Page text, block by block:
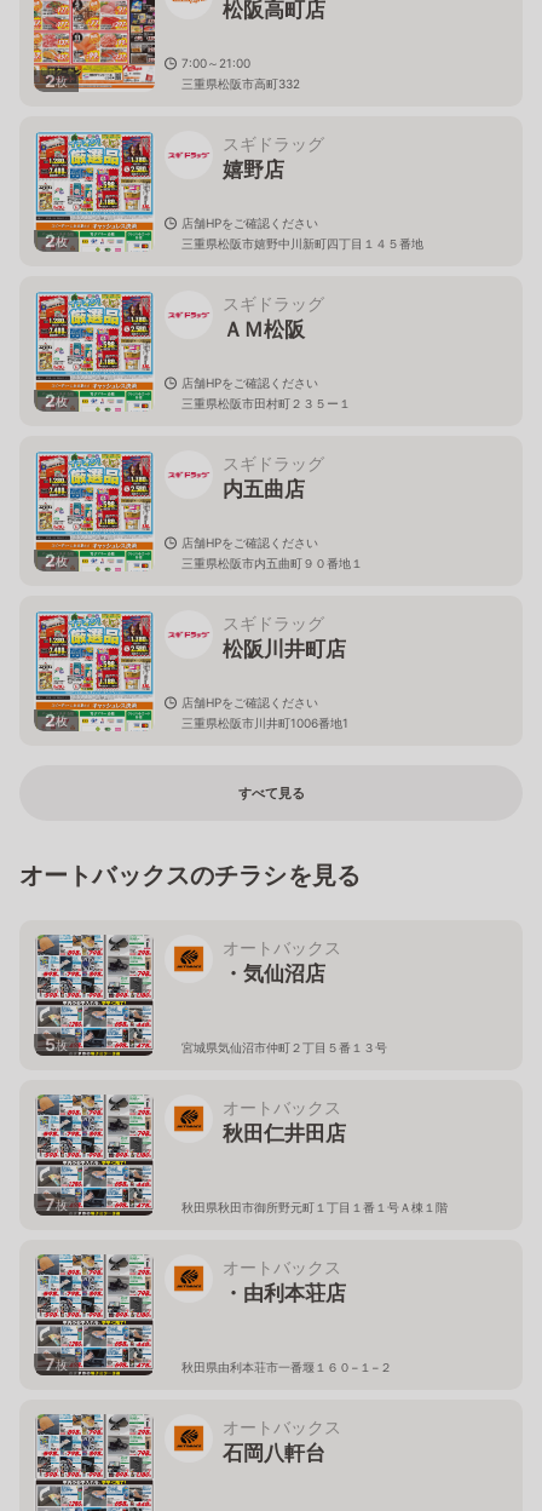
2枚
松阪高町店
7:00～21:00
三重県松阪市高町332
2枚
スギドラッグ
嬉野店
店舗HPをご確認ください
三重県松阪市嬉野中川新町四丁目１４５番地
2枚
スギドラッグ
ＡＭ松阪
店舗HPをご確認ください
三重県松阪市田村町２３５ー１
2枚
スギドラッグ
内五曲店
店舗HPをご確認ください
三重県松阪市内五曲町９０番地１
2枚
スギドラッグ
松阪川井町店
店舗HPをご確認ください
三重県松阪市川井町1006番地1
すべて見る
オートバックスのチラシを見る
5枚
オートバックス
・気仙沼店
宮城県気仙沼市仲町２丁目５番１３号
7枚
オートバックス
秋田仁井田店
秋田県秋田市御所野元町１丁目１番１号Ａ棟１階
7枚
オートバックス
・由利本荘店
秋田県由利本荘市一番堰１６０−１−２
オートバックス
石岡八軒台